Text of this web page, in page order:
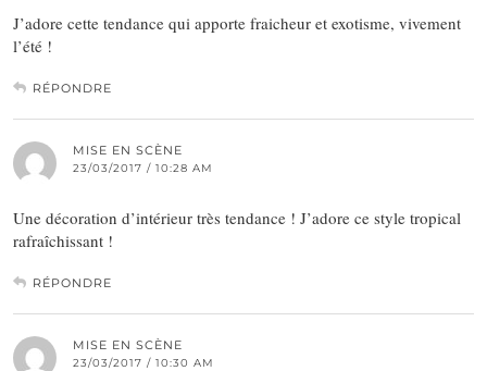
J’adore cette tendance qui apporte fraicheur et exotisme, vivement
l’été !
RÉPONDRE
MISE EN SCÈNE
23/03/2017 / 10:28 AM
Une décoration d’intérieur très tendance ! J’adore ce style tropical
rafraîchissant !
RÉPONDRE
MISE EN SCÈNE
23/03/2017 / 10:30 AM